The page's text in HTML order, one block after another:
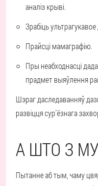
аналіз крыві.
Зрабіць
Прайсці мамаграфію.
Пры неабходнасці
прадмет выяўлення
Шэраг даследаванняў
развіцця сур'ёзнага
А ШТО З
Пытанне аб тым, чаму